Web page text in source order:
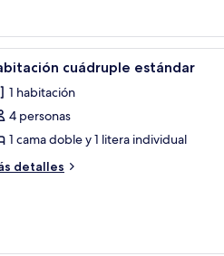
de cama Caja de
3 cuádruple estándar
1 habitación
4 personas
1 cama doble y 1 litera individual
detalles